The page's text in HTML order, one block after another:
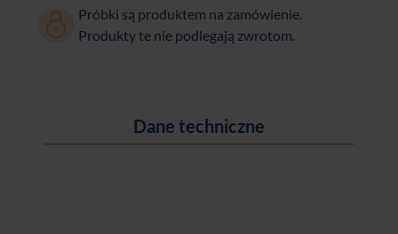
Próbki są produktem na zamówienie.
Produkty te nie podlegają zwrotom.
Dane techniczne